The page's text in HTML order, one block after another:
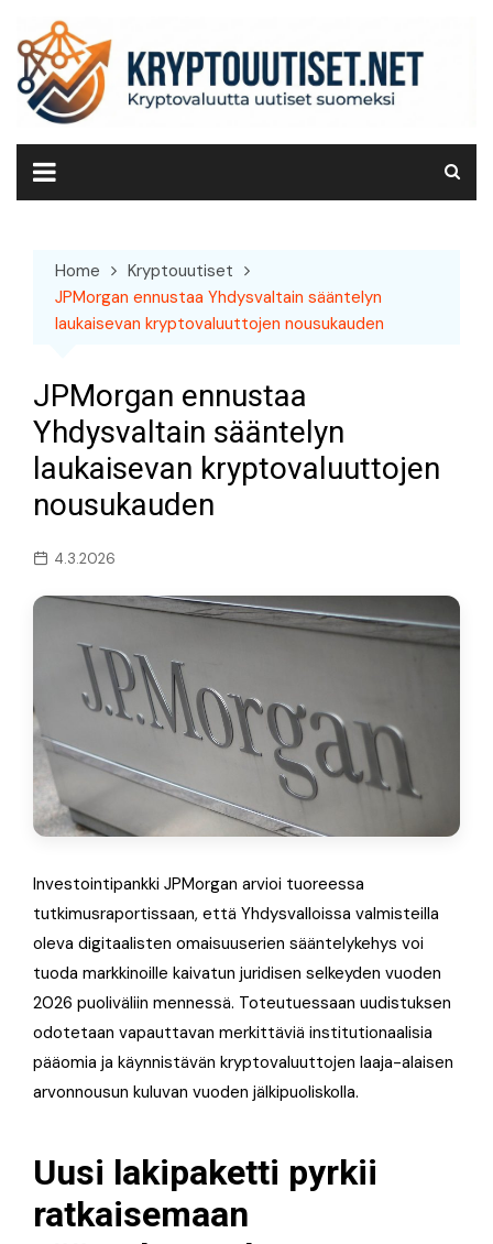
content
Home
Kryptouutiset
JPMorgan ennustaa Yhdysvaltain sääntelyn
laukaisevan kryptovaluuttojen nousukauden
JPMorgan ennustaa
Yhdysvaltain sääntelyn
laukaisevan kryptovaluuttojen
nousukauden
4.3.2026
Investointipankki JPMorgan arvioi tuoreessa
tutkimusraportissaan, että Yhdysvalloissa valmisteilla
oleva digitaalisten omaisuuserien sääntelykehys voi
tuoda markkinoille kaivatun juridisen selkeyden vuoden
2026 puoliväliin mennessä. Toteutuessaan uudistuksen
odotetaan vapauttavan merkittäviä institutionaalisia
pääomia ja käynnistävän kryptovaluuttojen laaja-alaisen
arvonnousun kuluvan vuoden jälkipuoliskolla.
Uusi lakipaketti pyrkii
ratkaisemaan